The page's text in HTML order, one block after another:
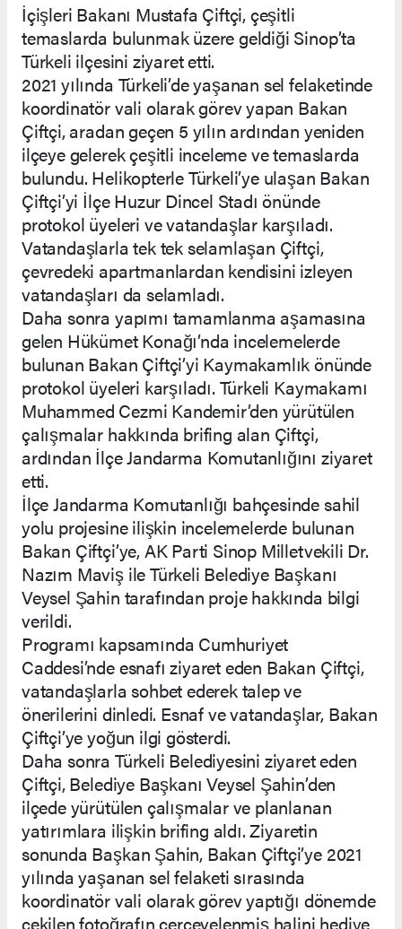
İçişleri Bakanı Mustafa Çiftçi, çeşitli
temaslarda bulunmak üzere geldiği Sinop’ta
Türkeli ilçesini ziyaret etti.
2021 yılında Türkeli’de yaşanan sel felaketinde
koordinatör vali olarak görev yapan Bakan
Çiftçi, aradan geçen 5 yılın ardından yeniden
ilçeye gelerek çeşitli inceleme ve temaslarda
bulundu. Helikopterle Türkeli’ye ulaşan Bakan
Çiftçi’yi İlçe Huzur Dincel Stadı önünde
protokol üyeleri ve vatandaşlar karşıladı.
Vatandaşlarla tek tek selamlaşan Çiftçi,
çevredeki apartmanlardan kendisini izleyen
vatandaşları da selamladı.
Daha sonra yapımı tamamlanma aşamasına
gelen Hükümet Konağı’nda incelemelerde
bulunan Bakan Çiftçi’yi Kaymakamlık önünde
protokol üyeleri karşıladı. Türkeli Kaymakamı
Muhammed Cezmi Kandemir’den yürütülen
çalışmalar hakkında brifing alan Çiftçi,
ardından İlçe Jandarma Komutanlığını ziyaret
etti.
İlçe Jandarma Komutanlığı bahçesinde sahil
yolu projesine ilişkin incelemelerde bulunan
Bakan Çiftçi’ye, AK Parti Sinop Milletvekili Dr.
Nazım Maviş ile Türkeli Belediye Başkanı
Veysel Şahin tarafından proje hakkında bilgi
verildi.
Programı kapsamında Cumhuriyet
Caddesi’nde esnafı ziyaret eden Bakan Çiftçi,
vatandaşlarla sohbet ederek talep ve
önerilerini dinledi. Esnaf ve vatandaşlar, Bakan
Çiftçi’ye yoğun ilgi gösterdi.
Daha sonra Türkeli Belediyesini ziyaret eden
Çiftçi, Belediye Başkanı Veysel Şahin’den
ilçede yürütülen çalışmalar ve planlanan
yatırımlara ilişkin brifing aldı. Ziyaretin
sonunda Başkan Şahin, Bakan Çiftçi’ye 2021
yılında yaşanan sel felaketi sırasında
koordinatör vali olarak görev yaptığı dönemde
çekilen fotoğrafın çerçevelenmiş halini hediye